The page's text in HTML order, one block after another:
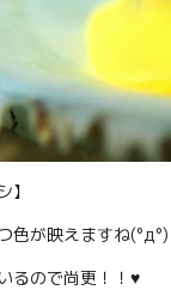
】
色が映えますね(°д°)
るので尚更！！♥